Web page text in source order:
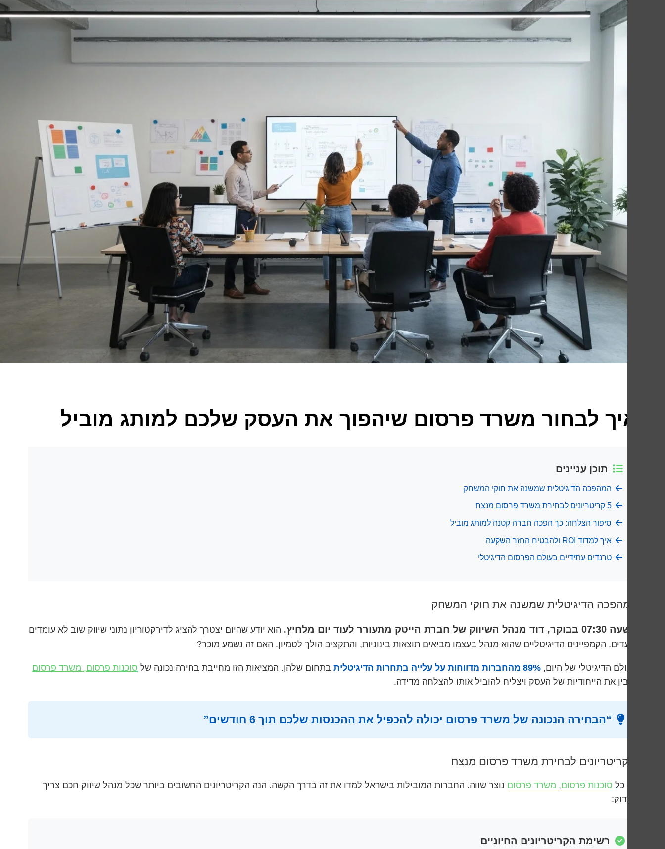
איך לבחור משרד פרסום שיהפוך את העסק שלכם למותג מוביל
תוכן עניינים
המהפכה הדיגיטלית שמשנה את חוקי המשחק
5 קריטריונים לבחירת משרד פרסום מנצח
סיפור הצלחה: כך הפכה חברה קטנה למותג מוביל
איך למדוד ROI ולהבטיח החזר השקעה
טרנדים עתידיים בעולם הפרסום הדיגיטלי
המהפכה הדיגיטלית שמשנה את חוקי המשחק
השעה 07:30 בבוקר, דוד מנהל השיווק של חברת הייטק מתעורר לעוד יום מלחיץ.
הוא יודע שהיום יצטרך להציג לדירקטוריון נתוני שיווק שוב לא עומדים
ביעדים. הקמפיינים הדיגיטליים שהוא מנהל בעצמו מביאים תוצאות בינוניות, והתקציב הולך לטמיון. האם זה נשמע מוכר?
בעולם הדיגיטלי של היום, 89% מהחברות מדווחות על עלייה בתחרות הדיגיטלית בתחום שלהן. המציאות הזו מחייבת בחירה נכונה של סוכנות פרסום, משרד פרסום
שיבין את הייחודיות של העסק ויצליח להוביל אותו להצלחה מדידה.
“הבחירה הנכונה של משרד פרסום יכולה להכפיל את ההכנסות שלכם תוך 6 חודשים”
לא כל סוכנות פרסום, משרד פרסום נוצר שווה. החברות המובילות בישראל למדו את זה בדרך הקשה. הנה הקריטריונים החשובים ביותר שכל מנהל שיווק חכם צריך
לבדוק:
רשימת הקריטריונים החיוניים